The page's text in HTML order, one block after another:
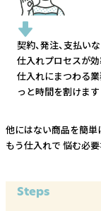
契約、発注、支払い
仕入れプロセスが
仕入れにまつわる
っと時間を割けます
他にはない商品を簡単
もう仕入れで 悩む必
Steps